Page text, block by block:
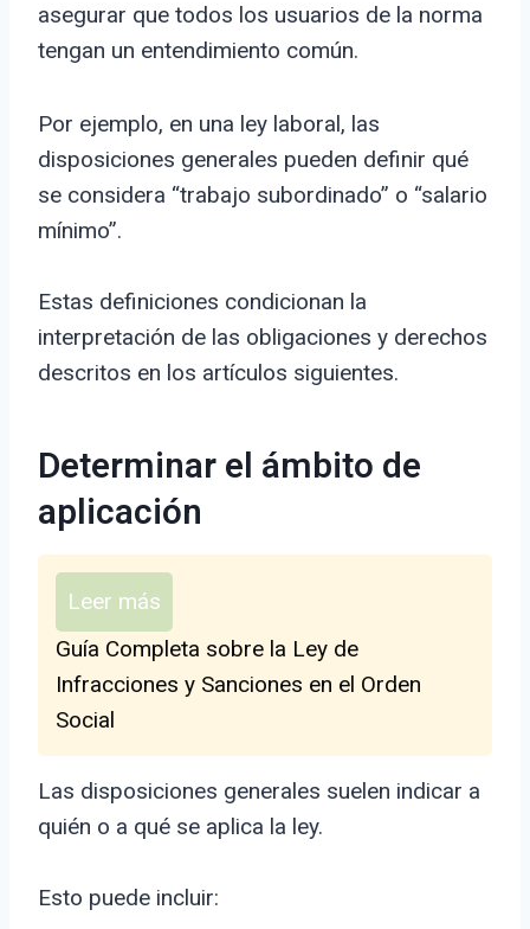
asegurar que todos los usuarios de la norma
tengan un entendimiento común.
Por ejemplo, en una ley laboral, las
disposiciones generales pueden definir qué
se considera “trabajo subordinado” o “salario
mínimo”.
Estas definiciones condicionan la
interpretación de las obligaciones y derechos
descritos en los artículos siguientes.
Determinar el ámbito de
aplicación
Leer más
Guía Completa sobre la Ley de
Infracciones y Sanciones en el Orden
Social
Las disposiciones generales suelen indicar a
quién o a qué se aplica la ley.
Esto puede incluir: